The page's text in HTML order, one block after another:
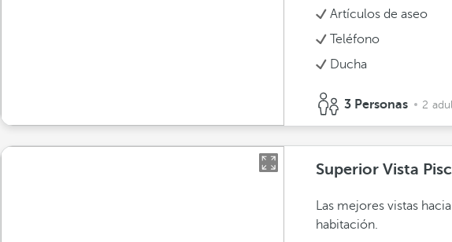
Artículos de aseo
Teléfono
Ducha
3 Personas 2
Superior Vista
Las mejores vistas
habitación.